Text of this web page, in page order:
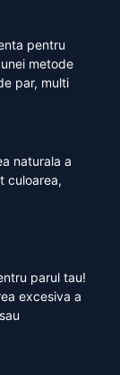
pentru
metode
par, multi
naturala a
culoarea,
parul tau!
excesiva a